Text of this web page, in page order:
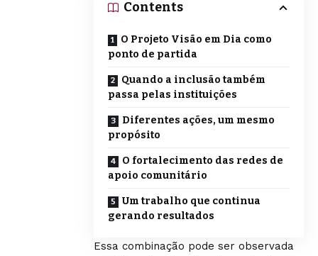
Contents
O Projeto Visão em Dia como
ponto de partida
Quando a inclusão também
passa pelas instituições
Diferentes ações, um mesmo
propósito
O fortalecimento das redes de
apoio comunitário
Um trabalho que continua
gerando resultados
Essa combinação pode ser observada